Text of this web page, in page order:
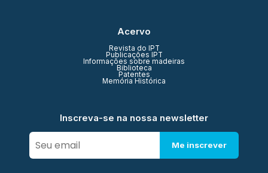
Acervo
Revista do IPT
Publicações IPT
Informações sobre madeiras
Biblioteca
Patentes
Memória Histórica
Inscreva-se na nossa newsletter
Me inscrever